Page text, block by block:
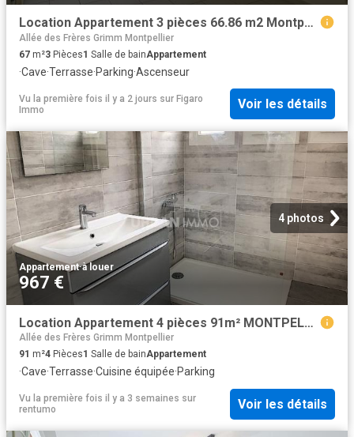
Location Appartement 3 pièces 66.86 m2 Montpellier
Allée des Frères Grimm Montpellier
67 m²3 Pièces1 Salle de bainAppartement
·Cave·Terrasse·Parking·Ascenseur
Vu la première fois il y a 2 jours sur Figaro
Immo
Voir les détails
4 photos
Appartement·à louer
967 €
Location Appartement 4 pièces 91m² MONTPELLIER 34000
Allée des Frères Grimm Montpellier
91 m²4 Pièces1 Salle de bainAppartement
·Cave·Terrasse·Cuisine équipée·Parking
Vu la première fois il y a 3 semaines sur
rentumo
Voir les détails